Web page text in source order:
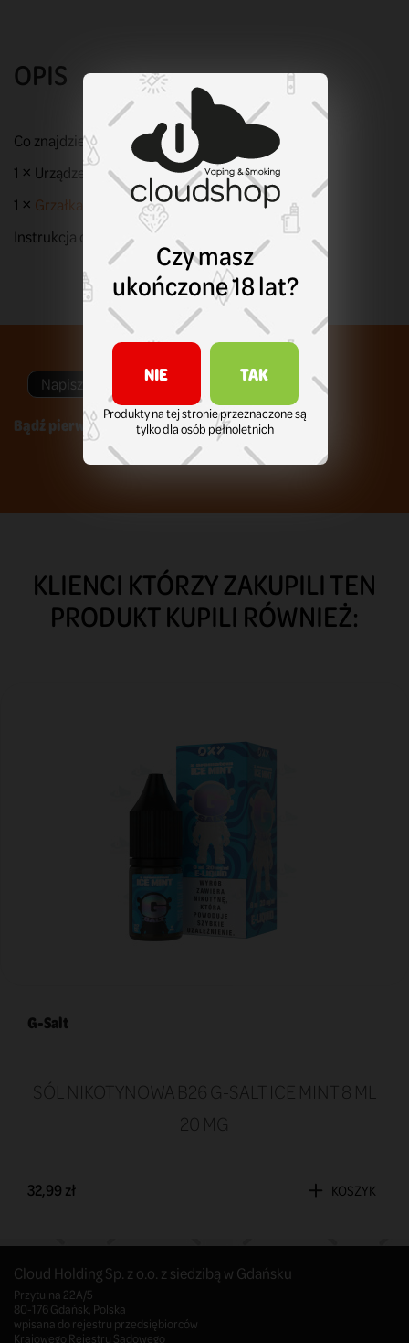
OPIS
Co znajdziesz w zestawie?
1 × Urządzenie POD Aroma King NIXY Black
1 × Grzałka 0,8Ω
Instrukcja obsługi
Napisz swoją opinię
Bądź pierwszym który napisze recenzję !
KLIENCI KTÓRZY ZAKUPILI TEN
PRODUKT KUPILI RÓWNIEŻ:
G-Salt
SÓL NIKOTYNOWA B26 G-SALT ICE MINT 8 ML
20 MG
32,99 zł KOSZYK
Cloud Holding Sp. z o.o. z siedzibą w Gdańsku
Przytulna 22A/5
80-176 Gdańsk, Polska
wpisana do rejestru przedsiębiorców
Krajowego Rejestru Sądowego
Czy masz
ukończone 18 lat?
NIE TAK
Produkty na tej stronie przeznaczone są
tylko dla osób pełnoletnich